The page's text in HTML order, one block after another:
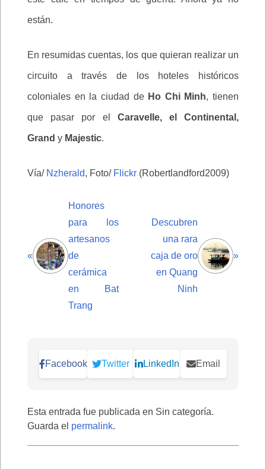
están.
En resumidas cuentas, los que quieran realizar un
circuito a través de los hoteles históricos
coloniales en la ciudad de Ho Chi Minh, tienen
que pasar por el Caravelle, el Continental,
Grand y Majestic.
Vía/ Nzherald, Foto/ Flickr (Robertlandford2009)
«
Honores
para los
artesanos
de
cerámica
en Bat
Trang
Descubren
una rara
caja de oro
en Quang
Ninh
»
Facebook Twitter LinkedIn Email
Esta entrada fue publicada en Sin categoría.
Guarda el permalink.